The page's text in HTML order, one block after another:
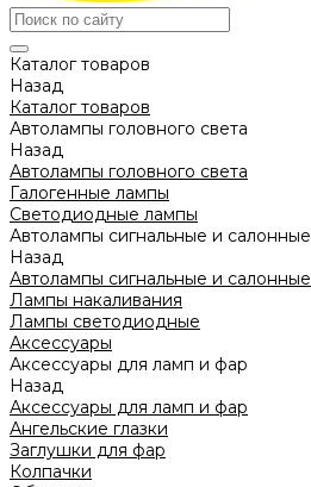
Каталог товаров
Назад
Каталог товаров
Автолампы головного света
Назад
Автолампы головного света
Галогенные лампы
Светодиодные лампы
Автолампы сигнальные и салонные
Назад
Автолампы сигнальные и салонные
Лампы накаливания
Лампы светодиодные
Аксессуары
Аксессуары для ламп и фар
Назад
Аксессуары для ламп и фар
Ангельские глазки
Заглушки для фар
Колпачки